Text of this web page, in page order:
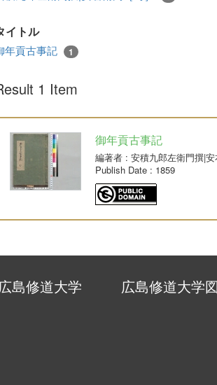
イトル
年貢古事記 1
1 Item
御年貢古事記
編著者 : 安積九郎左衛門撰|
Publish Date : 1859
広島修道大学 広島修道大学